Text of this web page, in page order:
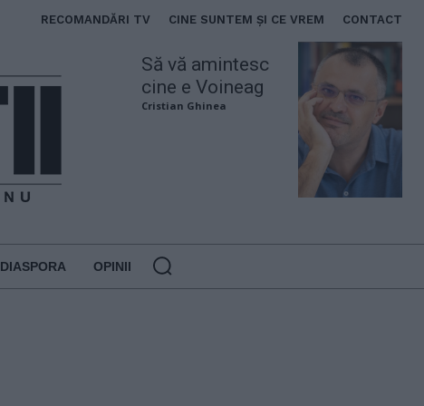
RECOMANDĂRI TV CINE SUNTEM ȘI CE VREM CONTACT
Să vă amintesc
cine e Voineag
Cristian Ghinea
DIASPORA OPINII